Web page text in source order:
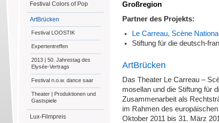
Festival Colors of Pop
ArtBrücken
Festival LOOSTIK
Expertentreffen
2013 | 50. Jahrestag des
Elysée-Vertrags
Festival n.o.w. dance saar
Theater | Produktionen und
Gastspiele
Lux-Filmpreis
Großregion
Partner des Projekts:
Le Carreau, Scène
Stiftung für die deutsch-
ArtBrücken
Das Theater Le Carreau –
mosellan und die Stiftung für
Zusammenarbeit als
im Rahmen des
Oktober 2011 bis 31. März